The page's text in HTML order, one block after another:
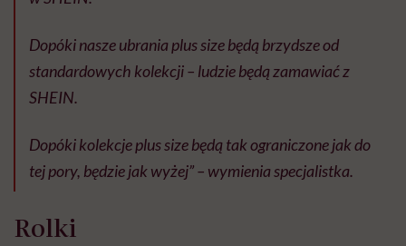
Dopóki nasze ubrania plus size będą brzydsze od
standardowych kolekcji – ludzie będą zamawiać z
SHEIN.
Dopóki kolekcje plus size będą tak ograniczone jak do
tej pory, będzie jak wyżej” – wymienia specjalistka.
Rolki